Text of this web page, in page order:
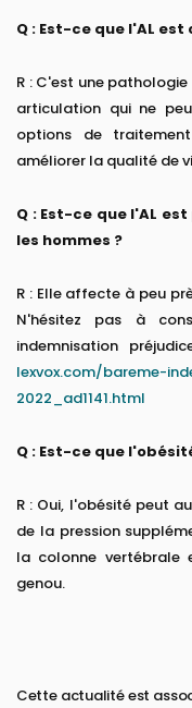
Q : Est-ce que l'AL est
R : C'est une
articulation qui ne
options de
améliorer la qualité de
Q : Est-ce que l'AL
les hommes ?
R : Elle affecte à peu
N'hésitez pas à
indemnisation
lexvox.com/bareme-
2022_ad1141.html
Q : Est-ce que
R : Oui, l'obésité peut
de la pression
la colonne vertébrale
genou.
Cette actualité est